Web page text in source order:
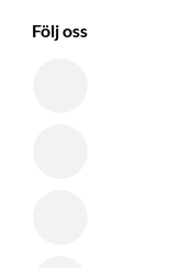
Följ oss